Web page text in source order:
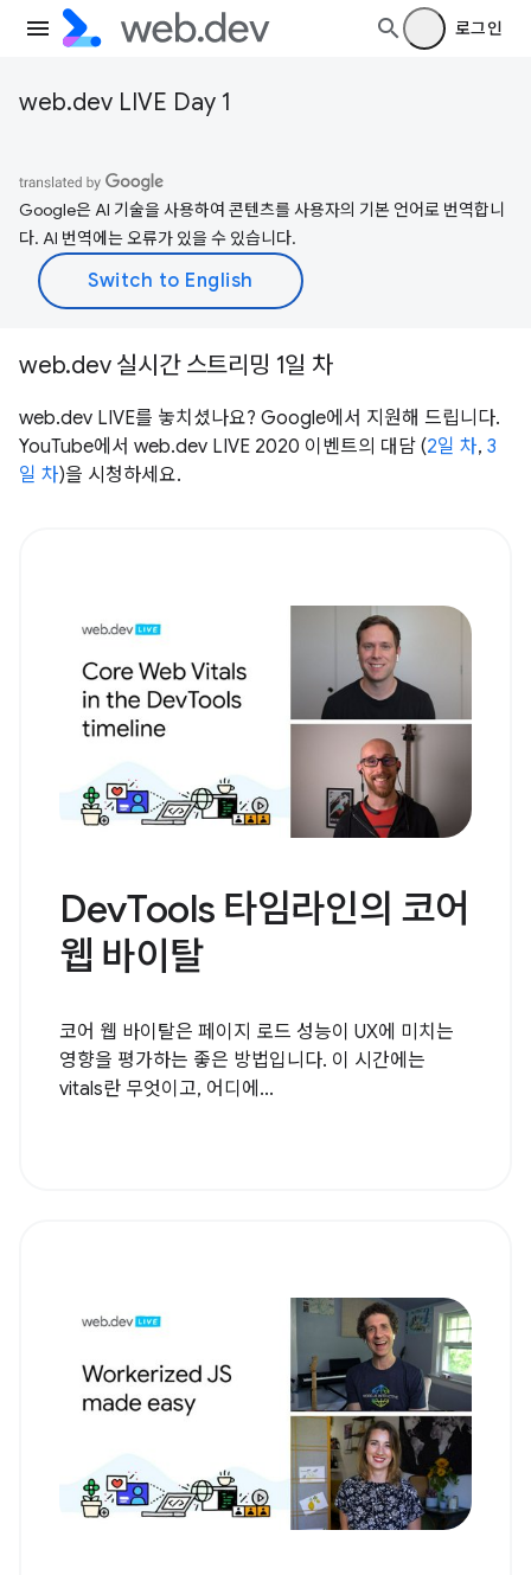
로그인
web.dev LIVE Day 1
Google은 AI 기술을 사용하여 콘텐츠를 사용자의 기본 언어로 번역합니
다. AI 번역에는 오류가 있을 수 있습니다.
web.dev 실시간 스트리밍 1일 차
web.dev LIVE를 놓치셨나요? Google에서 지원해 드립니다.
YouTube에서 web.dev LIVE 2020 이벤트의 대담 (2일 차, 3
일 차)을 시청하세요.
DevTools 타임라인의 코어
웹 바이탈
코어 웹 바이탈은 페이지 로드 성능이 UX에 미치는
영향을 평가하는 좋은 방법입니다. 이 시간에는
vitals란 무엇이고, 어디에...